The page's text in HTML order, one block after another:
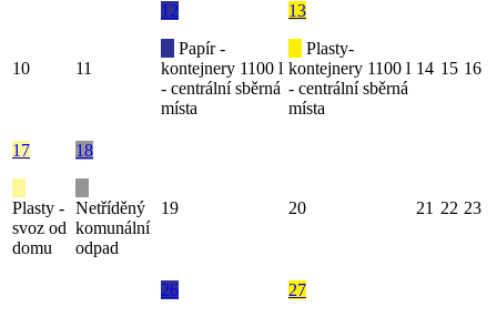
10 11
12
Papír -
kontejnery 1100 l
- centrální sběrná
místa
13
Plasty-
kontejnery 1100 l
- centrální sběrná
místa
14 15 16
17
Plasty -
svoz od
domu
18
Netříděný
komunální
odpad
19 20 21 22 23
26
27